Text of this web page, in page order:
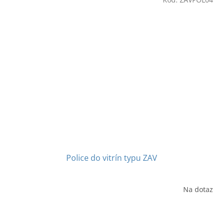
Police do vitrín typu ZAV
Na dotaz